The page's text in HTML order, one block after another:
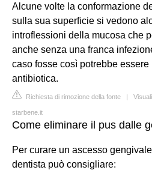
Alcune volte la conformazione
sulla sua superficie si vedono
introflessioni della mucosa che
anche senza una franca
caso fosse così potrebbe
antibiotica.
Richiesta di rimozione della fonte |
starbene.it
Come eliminare il pus dalle
Per curare un ascesso
dentista può consigliare: